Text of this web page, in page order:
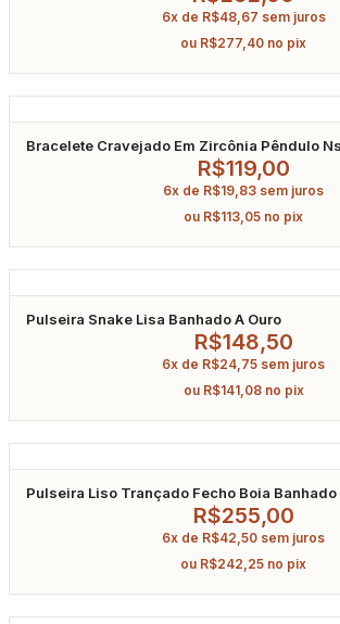
6x de R$48,67 sem juros
ou R$277,40 no pix
Bracelete Cravejado Em Zircônia Pêndulo
Aparecida E Cruz Banhado A Ouro
R$119,00
6x de R$19,83 sem juros
ou R$113,05 no pix
Pulseira Snake Lisa Banhado A Ouro
R$148,50
6x de R$24,75 sem juros
ou R$141,08 no pix
Pulseira Liso Trançado Fecho Boia Banhado
R$255,00
6x de R$42,50 sem juros
ou R$242,25 no pix